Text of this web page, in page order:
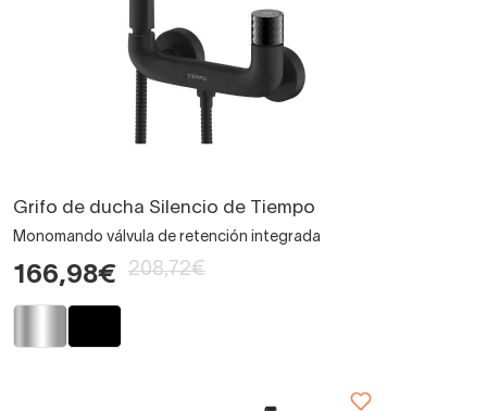
Grifo de ducha Silencio de Tiempo
Monomando válvula de retención integrada
166,98€ 208,72€